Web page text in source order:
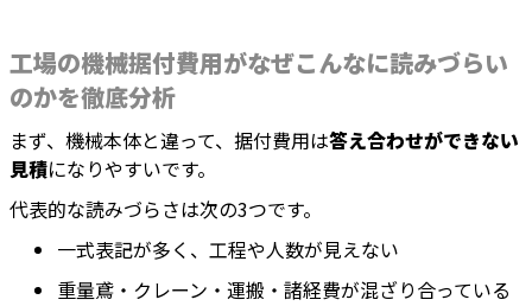
工場の機械据付費用がなぜこんなに読みづらい
のかを徹底分析
まず、機械本体と違って、据付費用は答え合わせができない
見積になりやすいです。
代表的な読みづらさは次の3つです。
一式表記が多く、工程や人数が見えない
重量鳶・クレーン・運搬・諸経費が混ざり合っている